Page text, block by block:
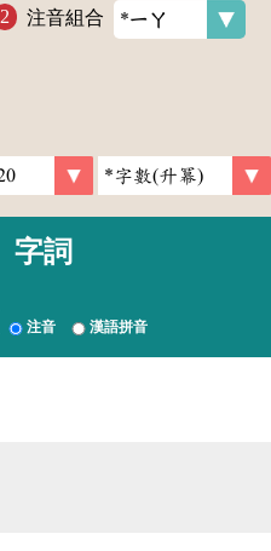
注音組合
字詞
注音 漢語拼音